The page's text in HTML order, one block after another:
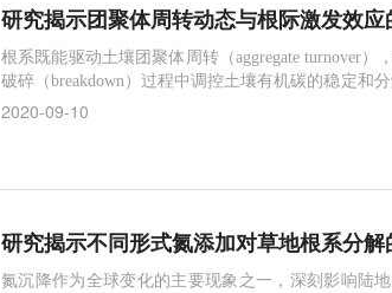
研究揭示团聚体周转动态与根际激发效应
根系既能驱动土壤团聚体周转（aggregate turnover）
破碎（breakdown）过程中调控土壤有机碳的稳定和
生根际激发效应（rhizosphere priming effect，RPE）
2020-09-10
研究揭示不同形式氮添加对草地根系分解
氮沉降作为全球变化的主要现象之一，深刻影响陆